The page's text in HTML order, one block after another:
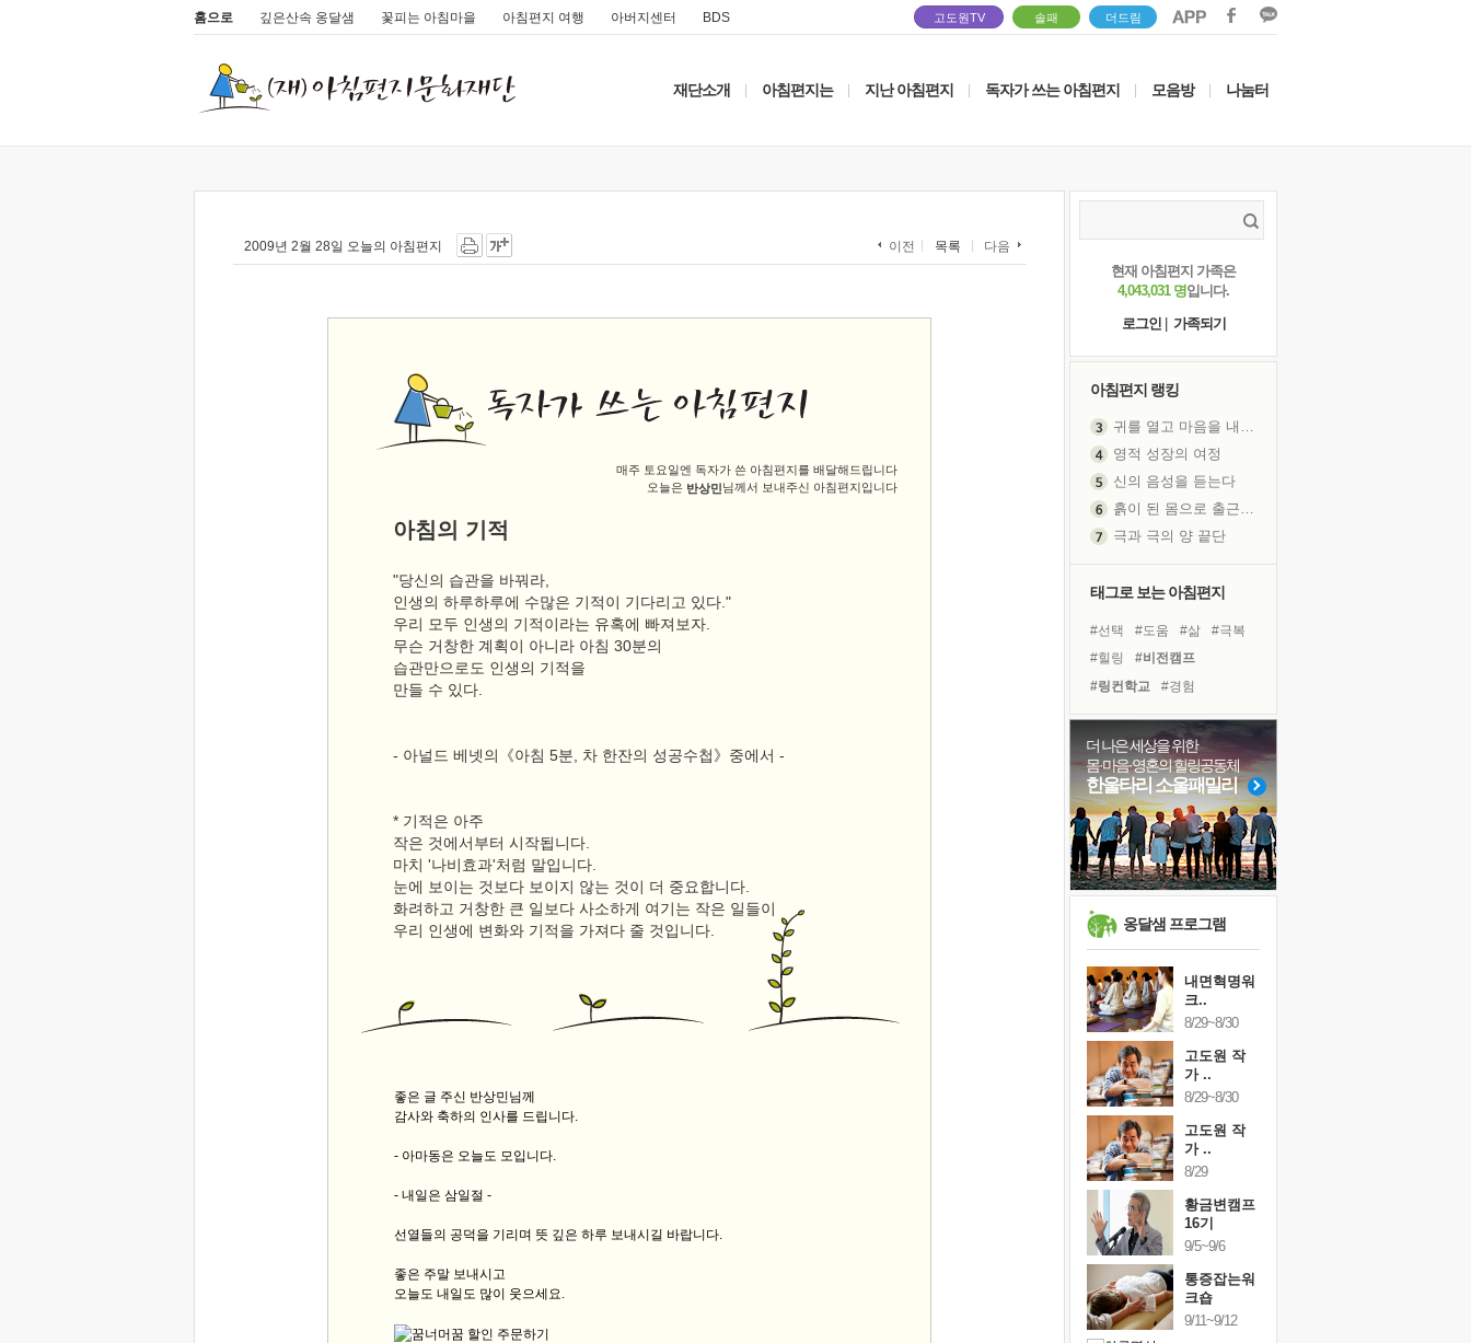
홈으로 깊은산속 옹달샘 꽃피는 아침마을 아침편지 여행 아버지센터 BDS 고도원TV 솔패 더드림
재단소개 아침편지는 지난 아침편지 독자가 쓰는 아침편지 모음방 나눔터
2009년 2월 28일 오늘의 아침편지 이전 목록 다음
매주 토요일엔 독자가 쓴 아침편지를 배달해드립니다
오늘은 반상민님께서 보내주신 아침편지입니다
아침의 기적
"당신의 습관을 바꿔라,
인생의 하루하루에 수많은 기적이 기다리고 있다."
우리 모두 인생의 기적이라는 유혹에 빠져보자.
무슨 거창한 계획이 아니라 아침 30분의
습관만으로도 인생의 기적을
만들 수 있다.
- 아널드 베넷의《아침 5분, 차 한잔의 성공수첩》중에서 -
* 기적은 아주
작은 것에서부터 시작됩니다.
마치 '나비효과'처럼 말입니다.
눈에 보이는 것보다 보이지 않는 것이 더 중요합니다.
화려하고 거창한 큰 일보다 사소하게 여기는 작은 일들이
우리 인생에 변화와 기적을 가져다 줄 것입니다.
좋은 글 주신 반상민님께
감사와 축하의 인사를 드립니다.
- 아마동은 오늘도 모입니다.
- 내일은 삼일절 -
선열들의 공덕을 기리며 뜻 깊은 하루 보내시길 바랍니다.
좋은 주말 보내시고
오늘도 내일도 많이 웃으세요.
현재 아침편지 가족은
4,043,031 명입니다.
로그인
가족되기
아침편지 랭킹
귀를 열고 마음을 내어주고
영적 성장의 여정
신의 음성을 듣는다
흙이 된 몸으로 출근하는 여자
극과 극의 양 끝단
아픈 아버지를 위한 공간 설계
슬럼프
보고 싶은 어머니
유년 시절의 부산 영도 바다
못된 꼰대들
너무 황홀한 꽃들이여!
희망이란
'모른다'는 것
태그로 보는 아침편지
#선택 #도움 #삶
#극복
#힐링
#비전캠프
#링컨학교
#경험
#독서
#명상
#계획
#사람
#면역력
#나눔
#희망
#다짐
#위기
#바이러스
#건강
#유튜브
#리더 #친구
더 나은 세상을 위한
몸·마음·영혼의 힐링공동체
한울타리 소울패밀리
옹달샘 프로그램
내면혁명워
크..
8/29~8/30
고도원 작
가 ..
8/29~8/30
고도원 작
가 ..
8/29
황금변캠프
16기
9/5~9/6
통증잡는워
크숍
9/11~9/12